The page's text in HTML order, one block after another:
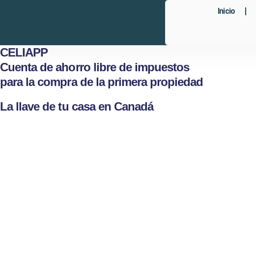
Inicio
CELIAPP
Cuenta de ahorro libre de impuestos
para la compra de la primera propiedad
La llave de tu casa en Canadá